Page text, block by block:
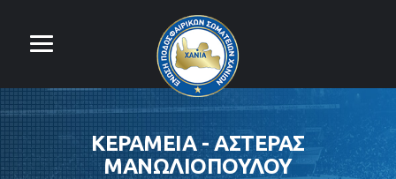
ΚΕΡΑΜΕΙΑ - ΑΣΤΕΡΑΣ
ΜΑΝΩΛΙΟΠΟΥΛΟΥ